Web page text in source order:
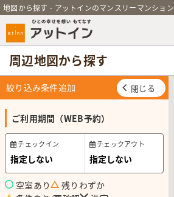
地図から探す - アットインのマンスリーマンション
周辺地図から探す
絞り込み条件追加 閉じる
ご利用期間（WEB予約）
チェックイン チェックアウト
空室あり
残りわずか